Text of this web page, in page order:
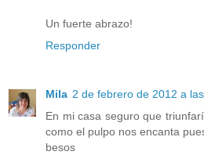
Un fuerte abrazo!
Responder
Mila 2 de febrero de 2012 a
En mi casa seguro que
como el pulpo nos encanta
besos